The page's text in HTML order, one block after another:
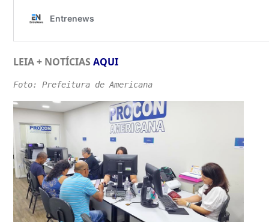
LEIA + NOTÍCIAS AQUI
Foto: Prefeitura de Americana